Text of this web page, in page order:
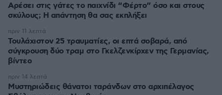
Αρέσει στις γάτες το παιχνίδι “Φέρτο” όσο και στους
σκύλους; Η απάντηση θα σας εκπλήξει
Τουλάχιστον 25 τραυματίες, οι επτά σοβαρά, από
σύγκρουση δύο τραμ στο Γκελζενκίρχεν της Γερμανίας,
βίντεο
πριν 11 λεπτά
Μυστηριώδεις θάνατοι ταράνδων στο αρχιπέλαγος
πριν 14 λεπτά